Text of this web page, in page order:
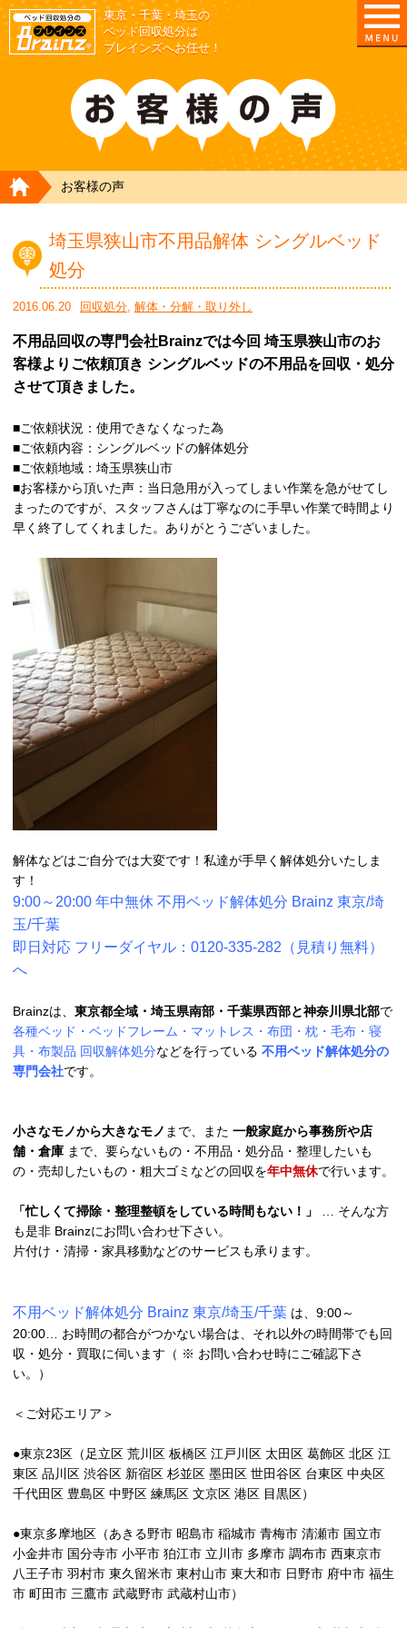
東京・千葉・埼玉の
ベッド回収処分は
ブレインズへお任せ！
HOME
お客様の声
埼玉県狭山市不用品解体 シングルベッド
処分
2016.06.20 回収処分, 解体・分解・取り外し
不用品回収の専門会社Brainzでは今回 埼玉県狭山市のお
客様よりご依頼頂き シングルベッドの不用品を回収・処分
させて頂きました。
■ご依頼状況：使用できなくなった為
■ご依頼内容：シングルベッドの解体処分
■ご依頼地域：埼玉県狭山市
■お客様から頂いた声：当日急用が入ってしまい作業を急がせてし
まったのですが、スタッフさんは丁寧なのに手早い作業で時間より
早く終了してくれました。ありがとうございました。
解体などはご自分では大変です！私達が手早く解体処分いたしま
す！
9:00～20:00 年中無休 不用ベッド解体処分 Brainz 東京/埼
玉/千葉
即日対応 フリーダイヤル：0120-335-282（見積り無料）
へ
Brainzは、 東京都全域・埼玉県南部・千葉県西部と神奈川県北部で
各種ベッド・ベッドフレーム・マットレス・布団・枕・毛布・寝
具・布製品 回収解体処分などを行っている 不用ベッド解体処分の
専門会社です。
小さなモノから大きなモノ まで、また 一般家庭から事務所や店
舗・倉庫 まで、要らないもの・不用品・処分品・整理したいも
の・売却したいもの・粗大ゴミなどの回収を年中無休で行います。
「忙しくて掃除・整理整頓をしている時間もない！」
… そんな方
も是非 Brainzにお問い合わせ下さい。
片付け・清掃・家具移動などのサービスも承ります。
不用ベッド解体処分 Brainz 東京/埼玉/千葉 は、9:00～
20:00… お時間の都合がつかない場合は、それ以外の時間帯でも回
収・処分・買取に伺います（ ※ お問い合わせ時にご確認下さ
い。）
＜ご対応エリア＞
●東京23区（足立区 荒川区 板橋区 江戸川区 太田区 葛飾区 北区 江
東区 品川区 渋谷区 新宿区 杉並区 墨田区 世田谷区 台東区 中央区
千代田区 豊島区 中野区 練馬区 文京区 港区 目黒区）
●東京多摩地区（あきる野市 昭島市 稲城市 青梅市 清瀬市 国立市
小金井市 国分寺市 小平市 狛江市 立川市 多摩市 調布市 西東京市
八王子市 羽村市 東久留米市 東村山市 東大和市 日野市 府中市 福生
市 町田市 三鷹市 武蔵野市 武蔵村山市）